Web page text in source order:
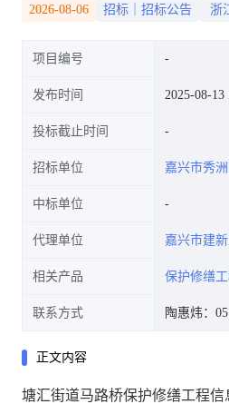
2026-08-06 招标｜招标公告 浙
项目编号
发布时间 2025-08-13
投标截止时间
招标单位 嘉兴市秀
中标单位
代理单位 嘉兴市建
相关产品 保护修缮
联系方式 陶惠炜：
正文内容
塘汇街道马路桥保护修缮工程信